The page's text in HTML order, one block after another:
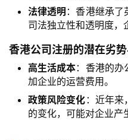
法律透明 ：香港继承了
司法独立性和透明度，
香港公司注册的潜在劣
高生活成本：香港的办
加企业的运营费用。
政策风险变化 ：近年来
的变化，可能对企业产